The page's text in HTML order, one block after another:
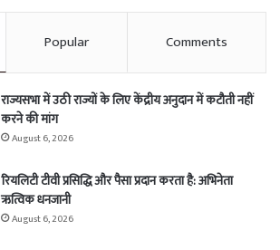
Popular Comments
राज्यसभा में उठी राज्यों के लिए केंद्रीय अनुदान में कटौती नहीं
करने की मांग
August 6, 2026
रियलिटी टीवी प्रसिद्धि और पैसा प्रदान करता है: अभिनेता
ऋत्विक धनजानी
August 6, 2026